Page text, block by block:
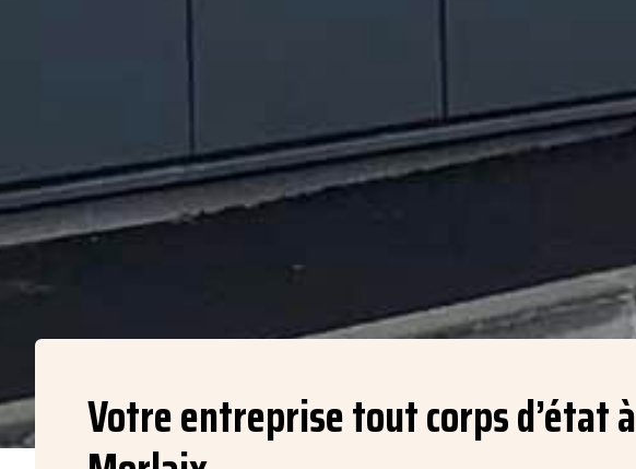
Votre entreprise tout corps d’état à